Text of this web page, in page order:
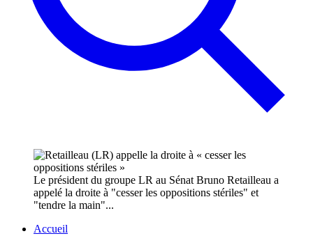
Le président du groupe LR au Sénat Bruno Retailleau a
appelé la droite à "cesser les oppositions stériles" et
"tendre la main"...
Accueil